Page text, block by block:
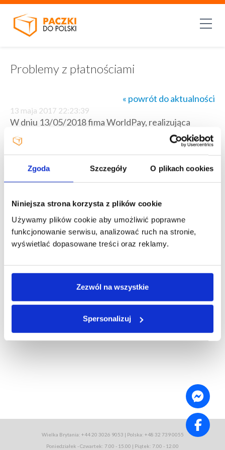
Zgoda Szczegóły O plikach cookies
Niniejsza strona korzysta z plików cookie
Używamy plików cookie aby umożliwić poprawne
funkcjonowanie serwisu, analizować ruch na stronie,
wyświetlać dopasowane treści oraz reklamy.
Zezwól na wszystkie
Spersonalizuj
Problemy z płatnościami
« powrót do aktualności
13 maja 2017 22:23:39
W dniu 13/05/2018 fima WorldPay, realizująca
płatności w naszym serwisie ma przejściowe
problemy z akceptacją kart płatniczych banków
grupy RBS oraz Halifax (dotyczy to kart takich
banków jak m.in. NatWest, Royal Bank of Scotland,
Halifax). Prosimy o korzystanie z kart innych banków
Przepraszamy za utrudnienia oraz prosimy o
wyrozumiałość.
Zespół serwisu PaczkidoPolski.co.uk
Wielka Brytania: +44 20 3026 9053 | Polska: +48 32 739 0055
Poniedziałek - Czwartek: 7.00 - 15.00 | Piątek: 7.00 - 12.00